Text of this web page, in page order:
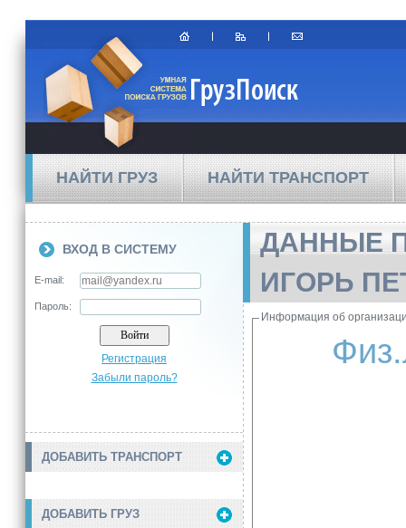
НАЙТИ ГРУЗ НАЙТИ ТРАНСПОРТ
ВХОД В СИСТЕМУ
E-mail:
Пароль:
Регистрация
Забыли пароль?
ДОБАВИТЬ ТРАНСПОРТ
ДОБАВИТЬ ГРУЗ
ДАННЫЕ
ИГОРЬ
Информация об